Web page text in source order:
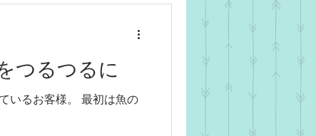
つるつるに
いるお客様。 最初は魚の